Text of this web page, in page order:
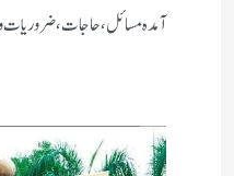
آمدہ مسائل ، حاجات ،